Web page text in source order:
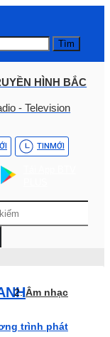
Tìm
HÌNH BẮC
- Television
TINMỚI
Âm nhạc
trình phát